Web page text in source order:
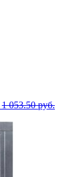
1 053.50руб.